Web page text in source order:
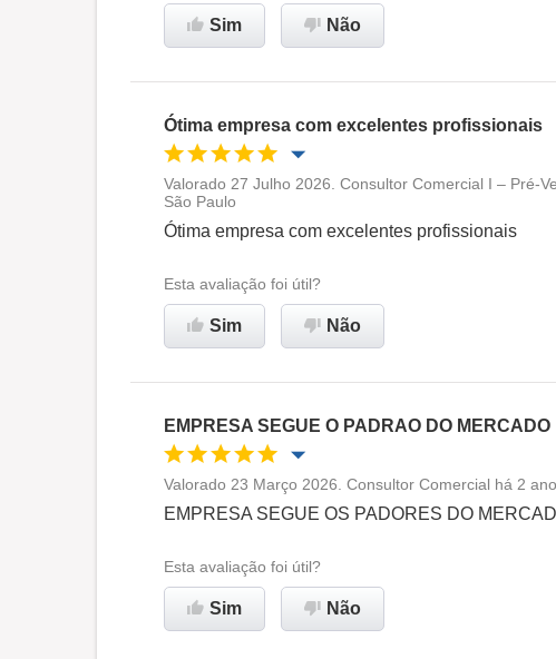
Sim Não
Ótima empresa com excelentes profissionais
Oportunidade de promoção
Recomenda esta empresa
Valorado 27 Julho 2026. Consultor Comercial I – Pré-
São Paulo
Ótima empresa com excelentes profissionais
Esta avaliação foi útil?
Sim Não
EMPRESA SEGUE O PADRAO DO MERCADO
Oportunidade de promoção
Ambiente de trabalho
Recomenda esta empresa
Valorado 23 Março 2026. Consultor Comercial há 2
EMPRESA SEGUE OS PADORES DO
Esta avaliação foi útil?
Sim Não